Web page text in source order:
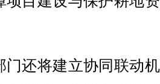
还将建立协同联动